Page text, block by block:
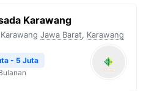
Karawang
Jawa Barat, Karawang
- 5 Juta